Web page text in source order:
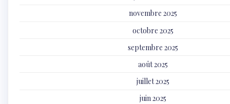
novembre 2025
octobre 2025
septembre 2025
août 2025
juillet 2025
juin 2025